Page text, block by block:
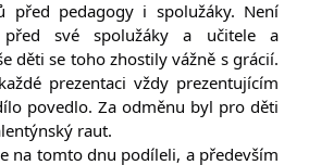
před pedagogy i spolužáky. Není
před své spolužáky a učitele a
děti se toho zhostily vážně s grácií.
prezentaci vždy prezentujícím
povedlo. Za odměnu byl pro děti
raut.
na tomto dnu podíleli, a především